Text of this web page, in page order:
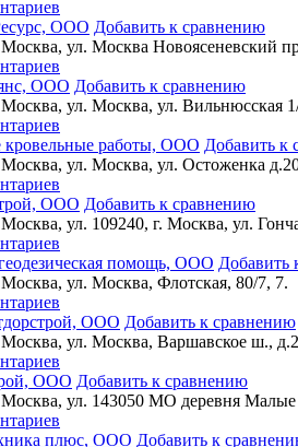
ООО Добавить к сравнению
ул. Москва Новоясеневский
ООО Добавить к сравнению
ул. Москва, ул. Вильнюсская
кровельные работы, ООО Добавить к
ул. Москва, ул. Остоженка
ООО Добавить к сравнению
ул. 109240, г. Москва, ул.
помощь, ООО Добавить
ул. Москва, Флотская, 80/7, 7.
ООО Добавить к сравнению
Москва, ул. Москва, Варшавское ш.,
ООО Добавить к сравнению
Москва, ул. 143050 МО деревня
плюс, ООО Добавить к